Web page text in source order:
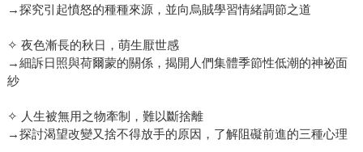
→探究引起憤怒的種種來源，並向烏賊學習情緒調節之道
✧ 夜色漸長的秋日，萌生厭世感
→細訴日照與荷爾蒙的關係，揭開人們集體季節性低潮的神祕面
紗
✧ 人生被無用之物牽制，難以斷捨離
→探討渴望改變又捨不得放手的原因，了解阻礙前進的三種心理